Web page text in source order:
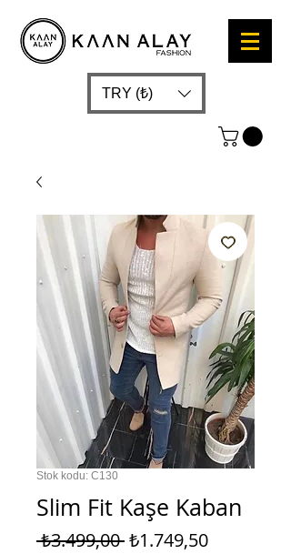
TRY (₺)
Stok kodu: C130
Slim Fit Kaşe Kaban
₺3.499,00 Normal
₺1.749,50İndirimli